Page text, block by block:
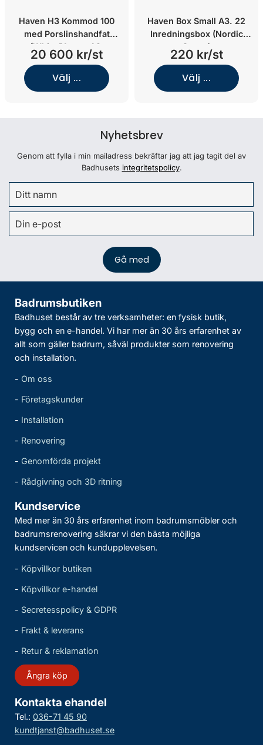
Haven H3 Kommod 100
med Porslinshandfat
(White/Knopp A2.
06/Krom)
20 600 kr/st
Välj ...
Haven Box Small A3. 22
Inredningsbox (Nordic
Green)
220 kr/st
Välj ...
Nyhetsbrev
Genom att fylla i min mailadress bekräftar jag att jag tagit del av
Badhusets integritetspolicy.
Badrumsbutiken
Badhuset består av tre verksamheter: en fysisk butik,
bygg och en e-handel. Vi har mer än 30 års erfarenhet av
allt som gäller badrum, såväl produkter som renovering
och installation.
- Om oss
- Företagskunder
- Installation
- Renovering
- Genomförda projekt
- Rådgivning och 3D ritning
Kundservice
Med mer än 30 års erfarenhet inom badrumsmöbler och
badrumsrenovering säkrar vi den bästa möjliga
kundservicen och kundupplevelsen.
- Köpvillkor butiken
- Köpvillkor e-handel
- Secretesspolicy & GDPR
- Frakt & leverans
- Retur & reklamation
Ångra köp
Kontakta ehandel
Tel.: 036-71 45 90
kundtjanst@badhuset.se